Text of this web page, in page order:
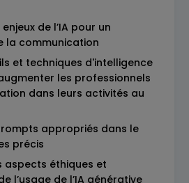
de l’IA pour un
la communication
et techniques d'intelligence
les professionnels
dans leurs activités au
appropriés dans le
précis
aspects éthiques et
l’usage de l’IA générative